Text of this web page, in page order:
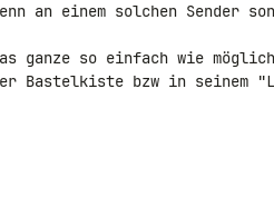
an einem solchen Sender
ganze so einfach wie
Bastelkiste bzw in seinem